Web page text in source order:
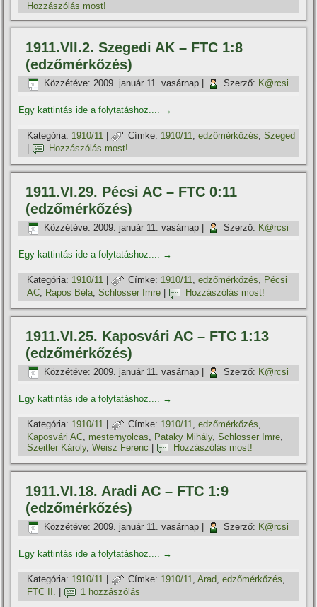
Hozzászólás most!
1911.VII.2. Szegedi AK – FTC 1:8
(edzőmérkőzés)
Közzétéve: 2009. január 11. vasárnap Szerző: K@rcsi
Egy kattintás ide a folytatáshoz.... →
Kategória: 1910/11 | Címke: 1910/11,edzőmérkőzés,Szeged
Hozzászólás most!
1911.VI.29. Pécsi AC – FTC 0:11
(edzőmérkőzés)
Közzétéve: 2009. január 11. vasárnap Szerző: K@rcsi
Egy kattintás ide a folytatáshoz.... →
Kategória: 1910/11 | Címke: 1910/11,edzőmérkőzés, Pécsi
AC, Rapos Béla,Schlosser Imre Hozzászólás most!
1911.VI.25. Kaposvári AC – FTC 1:13
(edzőmérkőzés)
Közzétéve: 2009. január 11. vasárnap Szerző: K@rcsi
Egy kattintás ide a folytatáshoz.... →
Kategória: 1910/11 | Címke: 1910/11,edzőmérkőzés,
Kaposvári AC, mesternyolcas, Pataky Mihály,Schlosser Imre,
Szeitler Károly,Weisz Ferenc Hozzászólás most!
1911.VI.18. Aradi AC – FTC 1:9
(edzőmérkőzés)
Közzétéve: 2009. január 11. vasárnap Szerző: K@rcsi
Egy kattintás ide a folytatáshoz.... →
Kategória: 1910/11 | Címke: 1910/11,Arad,edzőmérkőzés,
FTC II.
1 hozzászólás